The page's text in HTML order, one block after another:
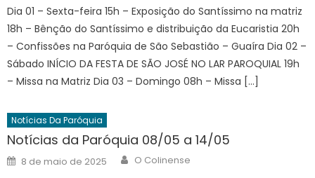
Dia 01 – Sexta-feira 15h – Exposição do Santíssimo na matriz
18h – Bênção do Santíssimo e distribuição da Eucaristia 20h
– Confissões na Paróquia de São Sebastião – Guaíra Dia 02 –
Sábado INÍCIO DA FESTA DE SÃO JOSÉ NO LAR PAROQUIAL 19h
– Missa na Matriz Dia 03 – Domingo 08h – Missa […]
Notícias Da Paróquia
Notícias da Paróquia 08/05 a 14/05
Posted
on
8 de maio de 2025 Author
O Colinense